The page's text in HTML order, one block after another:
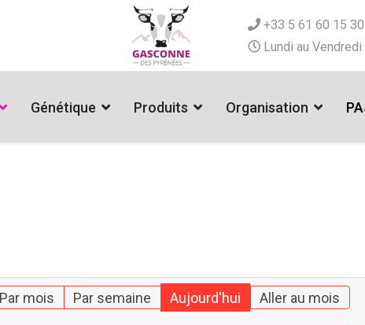
+33 5 61 60 15 30
Lundi au
Génétique Produits Organisation
Par mois Par semaine Aujourd'hui Aller au mois